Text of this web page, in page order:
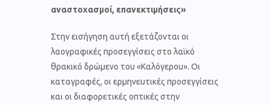
αναστοχασμοί, επανεκτιμήσεις»
Στην εισήγηση αυτή εξετάζονται οι
λαογραφικές προσεγγίσεις στο λαϊκό
θρακικό δρώμενο του «Καλόγερου». Οι
καταγραφές, οι ερμηνευτικές προσεγγίσεις
και οι διαφορετικές οπτικές στην